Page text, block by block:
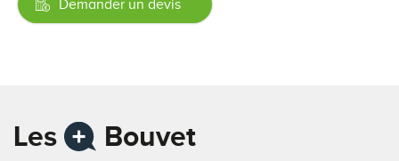
Demander un devis
Les Bouvet